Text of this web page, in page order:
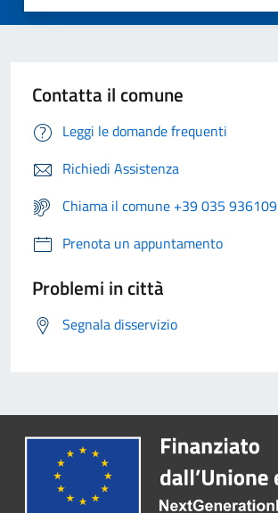
Contatta il comune
Leggi le domande frequenti
Richiedi Assistenza
Chiama il comune +39 035 936109
Prenota un appuntamento
Problemi in città
Segnala disservizio